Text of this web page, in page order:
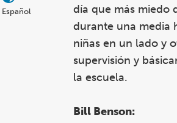
Español
día que más miedo
durante una media
niñas en un lado y
supervisión y
la escuela.
Bill Benson: